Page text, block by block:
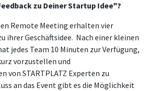
zu Deiner Startup Idee"?
Remote Meeting erhalten vier
ihrer Geschäftsidee. Nach einer kleinen
jedes Team 10 Minuten zur Verfügung,
vorzustellen und
von STARTPLATZ Experten zu
an das Event gibt es die Möglichkeit